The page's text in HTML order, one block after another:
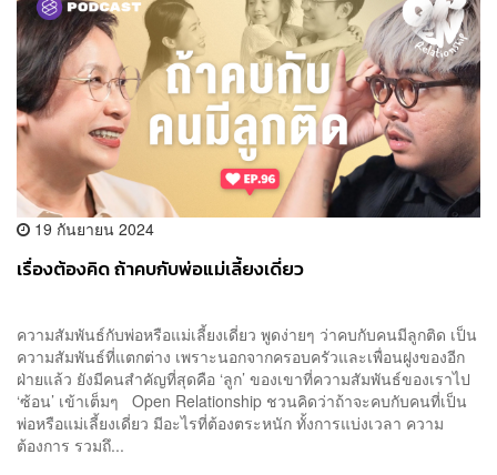
19 กันยายน 2024
เรื่องต้องคิด ถ้าคบกับพ่อแม่เลี้ยงเดี่ยว
ความสัมพันธ์กับพ่อหรือแม่เลี้ยงเดี่ยว พูดง่ายๆ ว่าคบกับคนมีลูกติด เป็น
ความสัมพันธ์ที่แตกต่าง เพราะนอกจากครอบครัวและเพื่อนฝูงของอีก
ฝ่ายแล้ว ยังมีคนสำคัญที่สุดคือ ‘ลูก’ ของเขาที่ความสัมพันธ์ของเราไป
‘ซ้อน’ เข้าเต็มๆ Open Relationship ชวนคิดว่าถ้าจะคบกับคนที่เป็น
พ่อหรือแม่เลี้ยงเดี่ยว มีอะไรที่ต้องตระหนัก ทั้งการแบ่งเวลา ความ
ต้องการ รวมถึ...